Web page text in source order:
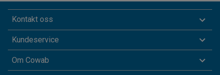
Kontakt oss
Kundeservice
Om Cowab